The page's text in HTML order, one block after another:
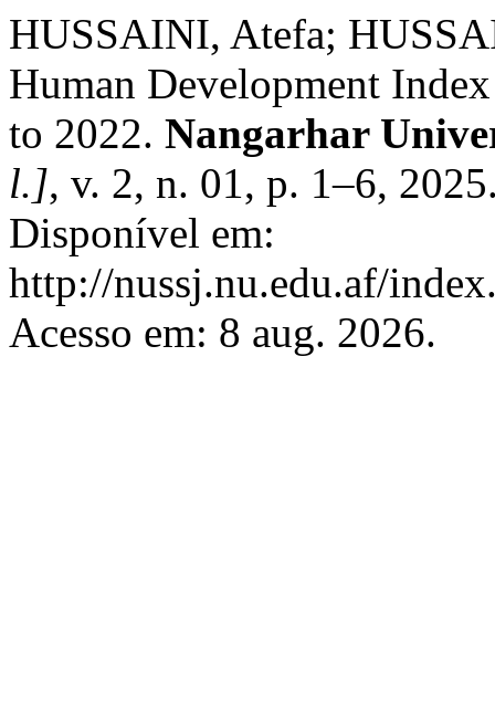
HUSSAINI, Atefa;
Human Development
to 2022. Nangarhar
l.], v. 2, n. 01, p. 1–6,
Disponível em:
http://nussj.nu.edu.af/
Acesso em: 8 aug. 2026.